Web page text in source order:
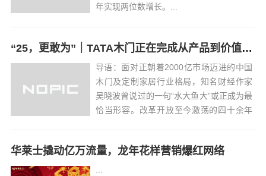
年实现两位数增长。...
“25，更敢为”｜TATA木门正在完成从产品到价值观的品牌跃迁
导语：面对正朝着2000亿市场迈进的中国
木门及定制家居行业格局，知名财经作家
吴晓波曾说过的一句“水大鱼大”或正成为最
恰当形容。改革开放至今激荡的四十余年
如同恣意激荡的大水，为新奇迹的诞生提
华莱士撬动亿万流量，龙年花样营销爆红网络
...